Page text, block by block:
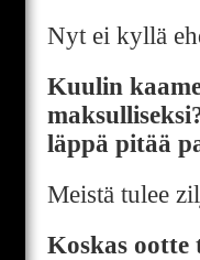
Nyt ei kyllä
Kuulin
läppä pitää
Meistä tulee
Koskas ootte